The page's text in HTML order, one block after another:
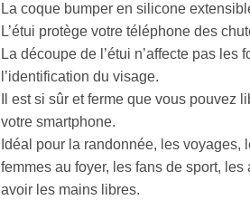
La coque bumper en silicone
L’étui protège votre téléphone des
La découpe de l’étui n’affecte pas
l’identification du visage.
Il est si sûr et ferme que vous
votre smartphone.
Idéal pour la randonnée, les
femmes au foyer, les fans de sport,
avoir les mains libres.